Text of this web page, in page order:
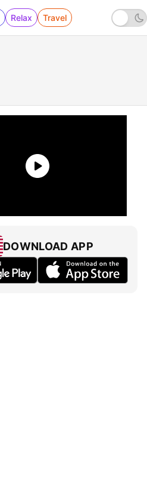
Relax Travel
DOWNLOAD APP